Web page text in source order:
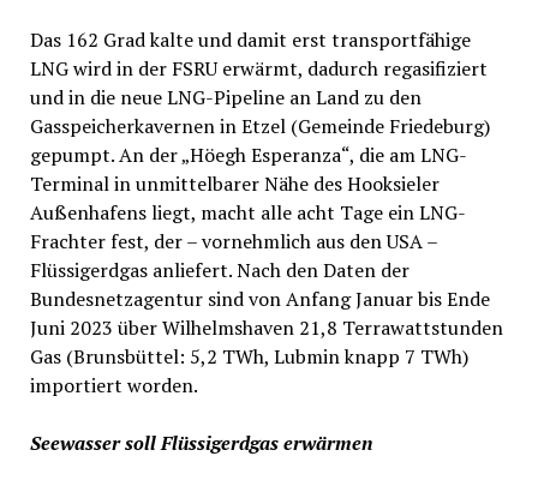
Das 162 Grad kalte und damit erst transportfähige
LNG wird in der FSRU erwärmt, dadurch regasifiziert
und in die neue LNG-Pipeline an Land zu den
Gasspeicherkavernen in Etzel (Gemeinde Friedeburg)
gepumpt. An der „Höegh Esperanza“, die am LNG-
Terminal in unmittelbarer Nähe des Hooksieler
Außenhafens liegt, macht alle acht Tage ein LNG-
Frachter fest, der – vornehmlich aus den USA –
Flüssigerdgas anliefert. Nach den Daten der
Bundesnetzagentur sind von Anfang Januar bis Ende
Juni 2023 über Wilhelmshaven 21,8 Terrawattstunden
Gas (Brunsbüttel: 5,2 TWh, Lubmin knapp 7 TWh)
importiert worden.
Seewasser soll Flüssigerdgas erwärmen